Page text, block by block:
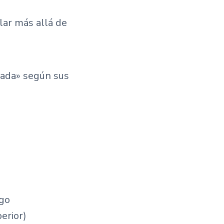
más allá de
según sus